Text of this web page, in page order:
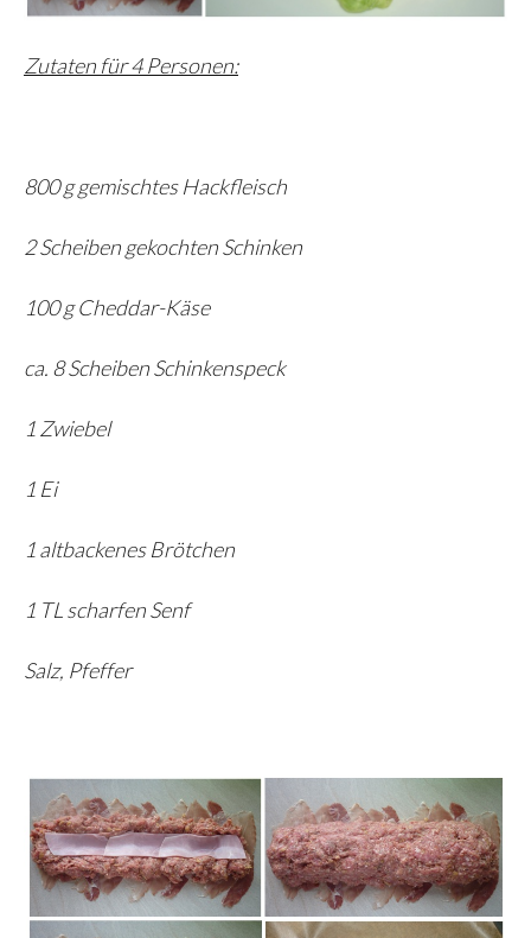
Zutaten für 4 Personen:
800 g gemischtes Hackfleisch
2 Scheiben gekochten Schinken
100 g Cheddar-Käse
ca. 8 Scheiben Schinkenspeck
1 Zwiebel
1 Ei
1 altbackenes Brötchen
1 TL scharfen Senf
Salz, Pfeffer